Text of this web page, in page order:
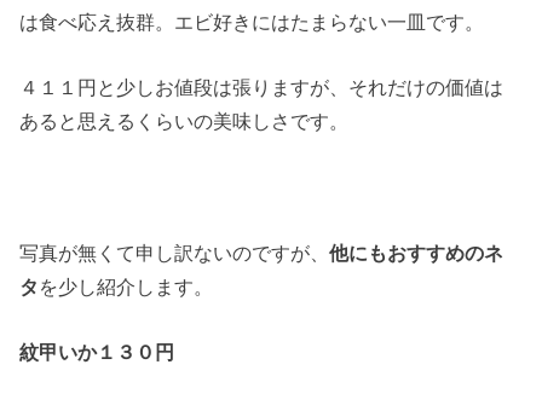
は食べ応え抜群。エビ好きにはたまらない一皿です。
４１１円と少しお値段は張りますが、それだけの価値は
あると思えるくらいの美味しさです。
写真が無くて申し訳ないのですが、他にもおすすめのネ
タ を少し紹介します。
紋甲いか１３０円